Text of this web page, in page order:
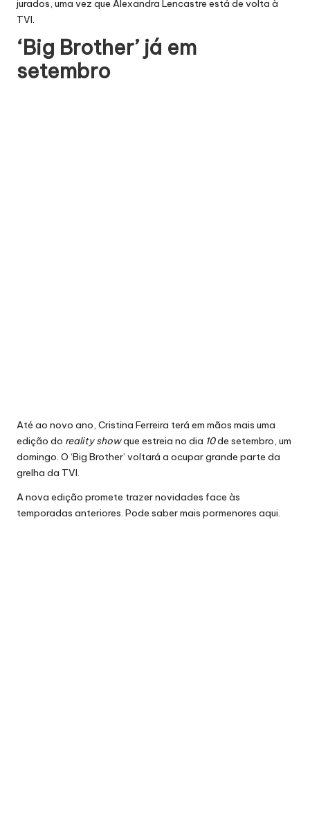
jurados, uma vez que Alexandra Lencastre está de volta à
TVI.
‘Big Brother’ já em
setembro
Até ao novo ano, Cristina Ferreira terá em mãos mais uma
edição do reality showque estreia no dia 10de setembro, um
domingo. O ‘Big Brother’ voltará a ocupar grande parte da
grelha da TVI.
A nova edição promete trazer novidades face às
temporadas anteriores. Pode saber mais pormenores aqui.